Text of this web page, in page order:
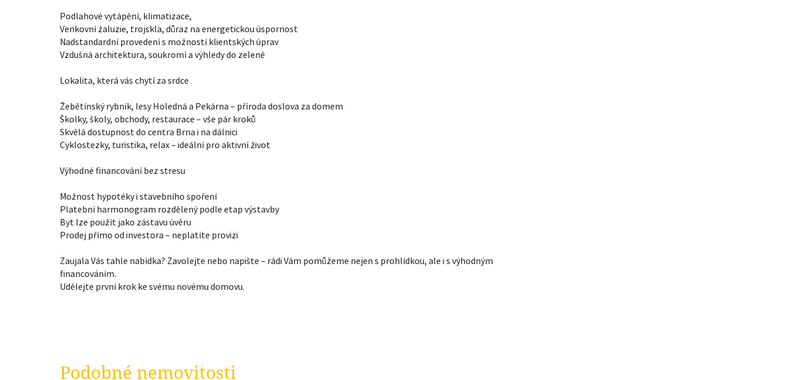
Podlahové vytápění, klimatizace,
Venkovní žaluzie, trojskla, důraz na energetickou úspornost
Nadstandardní provedení s možností klientských úprav
Vzdušná architektura, soukromí a výhledy do zeleně
Lokalita, která vás chytí za srdce
Žebětínský rybník, lesy Holedná a Pekárna – příroda doslova za domem
Školky, školy, obchody, restaurace – vše pár kroků
Skvělá dostupnost do centra Brna i na dálnici
Cyklostezky, turistika, relax – ideální pro aktivní život
Výhodné financování bez stresu
Možnost hypotéky i stavebního spoření
Platební harmonogram rozdělený podle etap výstavby
Byt lze použít jako zástavu úvěru
Prodej přímo od investora – neplatíte provizi
Zaujala Vás tahle nabídka? Zavolejte nebo napište – rádi Vám pomůžeme nejen s prohlídkou, ale i s výhodným
financováním.
Udělejte první krok ke svému novému domovu.
Podobné nemovitosti